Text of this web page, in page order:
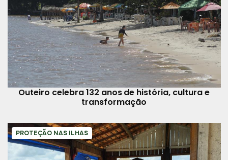
Outeiro celebra 132 anos de história, cultura e
transformação
PROTEÇÃO NAS ILHAS